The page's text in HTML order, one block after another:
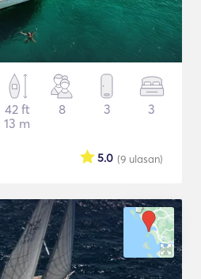
42 ft
13 m
8 3 3
(9 ulasan)
5.0